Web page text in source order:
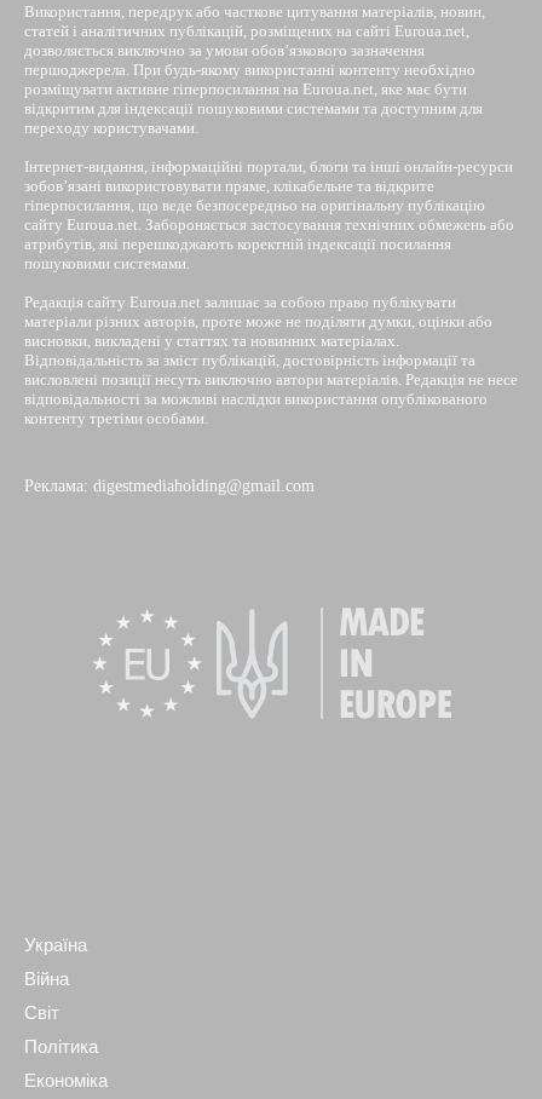
Використання, передрук або часткове цитування матеріалів, новин,
статей і аналітичних публікацій, розміщених на сайті Euroua.net,
дозволяється виключно за умови обов’язкового зазначення
першоджерела. При будь-якому використанні контенту необхідно
розміщувати активне гіперпосилання на Euroua.net, яке має бути
відкритим для індексації пошуковими системами та доступним для
переходу користувачами.
Інтернет-видання, інформаційні портали, блоги та інші онлайн-ресурси
зобов’язані використовувати пряме, клікабельне та відкрите
гіперпосилання, що веде безпосередньо на оригінальну публікацію
сайту Euroua.net. Забороняється застосування технічних обмежень або
атрибутів, які перешкоджають коректній індексації посилання
пошуковими системами.
Редакція сайту Euroua.net залишає за собою право публікувати
матеріали різних авторів, проте може не поділяти думки, оцінки або
висновки, викладені у статтях та новинних матеріалах.
Відповідальність за зміст публікацій, достовірність інформації та
висловлені позиції несуть виключно автори матеріалів. Редакція не несе
відповідальності за можливі наслідки використання опублікованого
контенту третіми особами.
Реклама: digestmediaholding@gmail.com
Україна
Війна
Світ
Політика
Економіка